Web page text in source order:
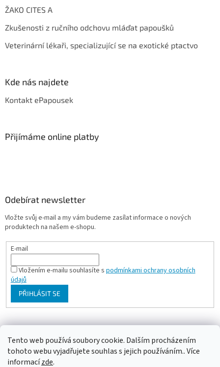
Tento web používá soubory cookie. Dalším procházením
tohoto webu vyjadřujete souhlas s jejich používáním.. Více
informacízde.
ŽAKO CITES A
Zkušenosti z ručního odchovu mláďat papoušků
Veterinární lékaři, specializující se na exotické ptactvo
Kde nás najdete
Kontakt ePapousek
Přijímáme online platby
Odebírat newsletter
Vložte svůj e-mail a my vám budeme zasílat informace o nových
produktech na našem e-shopu.
E-mail
Vložením e-mailu souhlasíte s podmínkami ochrany osobních
údajů
PŘIHLÁSIT SE